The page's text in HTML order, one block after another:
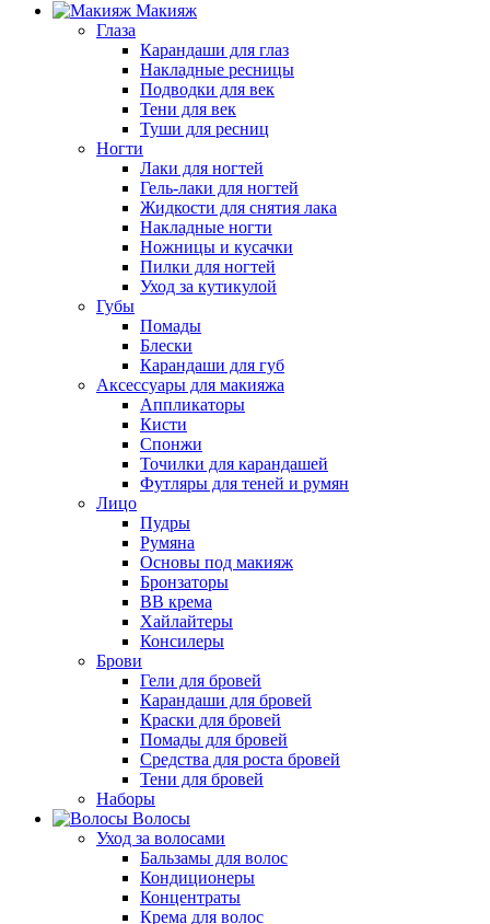
Макияж
Глаза
Карандаши для глаз
Накладные ресницы
Подводки для век
Тени для век
Туши для ресниц
Ногти
Лаки для ногтей
Гель-лаки для ногтей
Жидкости для снятия лака
Накладные ногти
Ножницы и кусачки
Пилки для ногтей
Уход за кутикулой
Губы
Помады
Блески
Карандаши для губ
Аксессуары для макияжа
Аппликаторы
Кисти
Спонжи
Точилки для карандашей
Футляры для теней и румян
Лицо
Пудры
Румяна
Основы под макияж
Бронзаторы
BB крема
Хайлайтеры
Консилеры
Брови
Гели для бровей
Карандаши для бровей
Краски для бровей
Помады для бровей
Средства для роста бровей
Тени для бровей
Наборы
Волосы
Уход за волосами
Бальзамы для волос
Кондиционеры
Концентраты
Крема для волос